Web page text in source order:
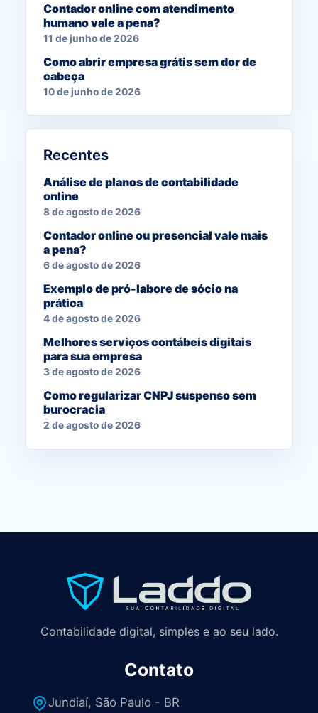
Contador online com atendimento
humano vale a pena?
11 de junho de 2026
Como abrir empresa grátis sem dor de
cabeça
10 de junho de 2026
Recentes
Análise de planos de contabilidade
online
8 de agosto de 2026
Contador online ou presencial vale mais
a pena?
6 de agosto de 2026
Exemplo de pró-labore de sócio na
prática
4 de agosto de 2026
Melhores serviços contábeis digitais
para sua empresa
3 de agosto de 2026
Como regularizar CNPJ suspenso sem
burocracia
2 de agosto de 2026
Contabilidade digital, simples e ao seu lado.
Contato
Jundiaí, São Paulo - BR